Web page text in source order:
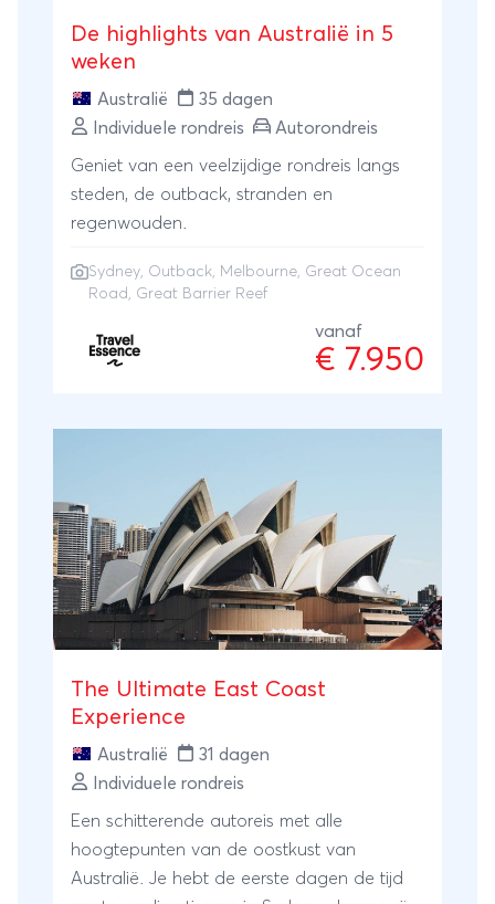
De highlights van Australië in 5
weken
Australië
35 dagen
Individuele rondreis
Autorondreis
Geniet van een veelzijdige rondreis langs
steden, de outback, stranden en
regenwouden.
Sydney, Outback, Melbourne, Great Ocean
Road , Great Barrier Reef
vanaf
€ 7.950
The Ultimate East Coast
Experience
Australië
31 dagen
Individuele rondreis
Een schitterende autoreis met alle
hoogtepunten van de oostkust van
Australië. Je hebt de eerste dagen de tijd